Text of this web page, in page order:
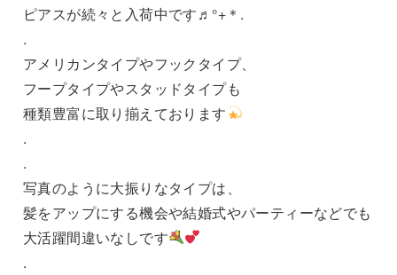
ピアスが続々と入荷中です♬°+＊.
.
アメリカンタイプやフックタイプ、
フープタイプやスタッドタイプも
種類豊富に取り揃えております
.
.
写真のように大振りなタイプは、
髪をアップにする機会や結婚式やパーティーなどでも
大活躍間違いなしです
.